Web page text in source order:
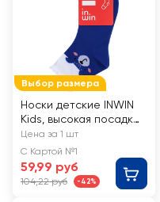
Выбор размера
Носки детские INWIN
Kids, высокая посадка
р. 14–22, мишка, Арт.
LK001
Цена за 1 шт
С Картой №1
59,99 руб
104,22 руб -42%